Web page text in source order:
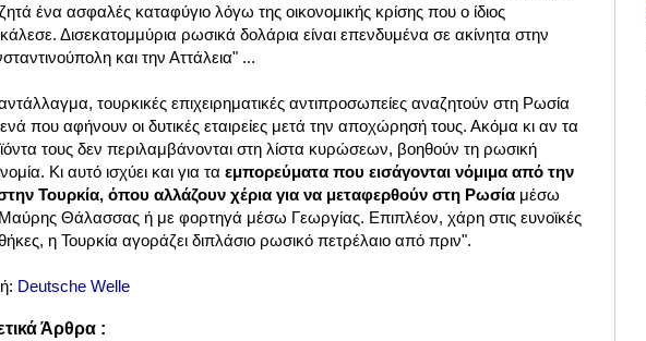
ένα ασφαλές καταφύγιο λόγω της οικονομικής κρίσης που ο ίδιος
Δισεκατομμύρια ρωσικά δολάρια είναι επενδυμένα σε ακίνητα στην
και την Αττάλεια" ...
τουρκικές επιχειρηματικές αντιπροσωπείες αναζητούν στη Ρωσία
που αφήνουν οι δυτικές εταιρείες μετά την αποχώρησή τους. Ακόμα κι αν τα
τους δεν περιλαμβάνονται στη λίστα κυρώσεων, βοηθούν τη ρωσική
Κι αυτό ισχύει και για τα εμπορεύματα που εισάγονται νόμιμα από την
Τουρκία, όπου αλλάζουν χέρια για να μεταφερθούν στη Ρωσία μέσω
Θάλασσας ή με φορτηγά μέσω Γεωργίας. Επιπλέον, χάρη στις ευνοϊκές
η Τουρκία αγοράζει διπλάσιο ρωσικό πετρέλαιο από πριν".
Deutsche Welle
Άρθρα :